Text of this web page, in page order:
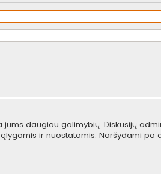
daugiau galimybių. Diskusijų
ir nuostatomis. Naršydami po